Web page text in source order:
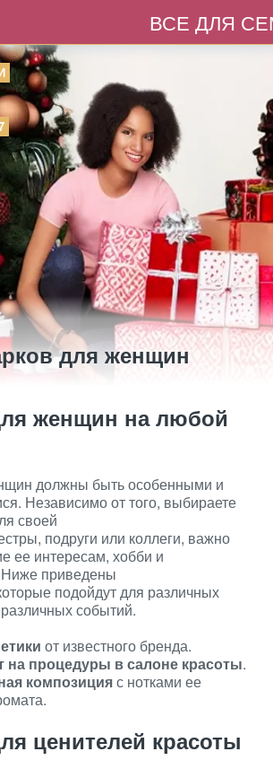
ВСЕ ДЛЯ
для женщин
женщин на любой
должны быть особенными и
Независимо от того, выбираете
своей
подруги или коллеги, важно
ее интересам, хобби и
приведены
подойдут для различных
событий.
от известного бренда.
на процедуры в салоне красоты.
композицияс нотками ее
ценителей красоты